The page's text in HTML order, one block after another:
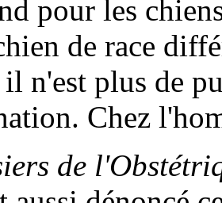
pour les
de race
n'est plus de
Chez
de